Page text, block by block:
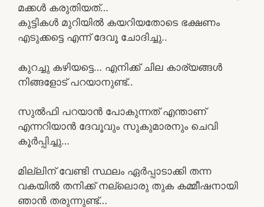
മക്കൾ കരുതിയത്…
കുട്ടികൾ മുറിയിൽ കയറിയതോടെ ഭക്ഷണം
എടുക്കട്ടെ എന്ന് ദേവൂ ചോദിച്ചു..
കുറച്ചു കഴിയട്ടെ… എനിക്ക് ചില കാര്യങ്ങൾ
നിങ്ങളോട് പറയാനുണ്ട്..
സുൽഫി പറയാൻ പോകുന്നത് എന്താണ്
എന്നറിയാൻ ദേവൂവും സുകുമാരനും ചെവി
കൂർപ്പിച്ചു…
മില്ലിന് വേണ്ടി സ്ഥലം ഏർപ്പാടാക്കി തന്ന
വകയിൽ തനിക്ക് നല്ലൊരു തുക കമ്മീഷനായി
ഞാൻ തരുന്നുണ്ട്…